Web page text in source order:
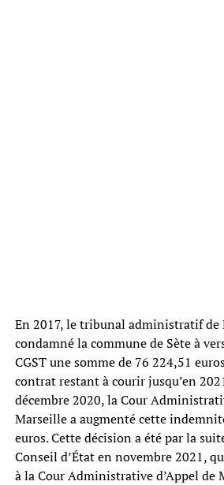
En 2017, le tribunal administratif
condamné la commune de Sète à
CGST une somme de 76 224,51
contrat restant à courir jusqu’en
décembre 2020, la Cour
Marseille a augmenté cette
euros. Cette décision a été par la
Conseil d’État en novembre 2021,
à la Cour Administrative d’Appel de